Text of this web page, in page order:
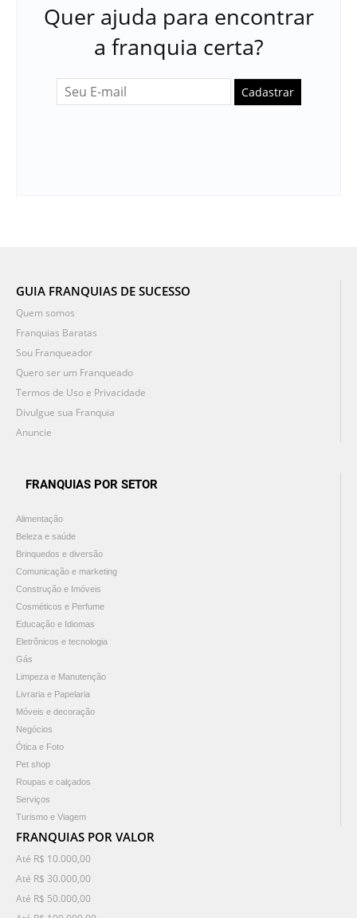
Quer ajuda para encontrar
a franquia certa?
Cadastrar
GUIA FRANQUIAS DE SUCESSO
Quem somos
Franquias Baratas
Sou Franqueador
Quero ser um Franqueado
Termos de Uso e Privacidade
Divulgue sua Franquia
Anuncie
FRANQUIAS POR SETOR
Alimentação
Beleza e saúde
Brinquedos e diversão
Comunicação e marketing
Construção e Imóveis
Cosméticos e Perfume
Educação e Idiomas
Eletrônicos e tecnologia
Gás
Limpeza e Manutenção
Livraria e Papelaria
Móveis e decoração
Negócios
Ótica e Foto
Pet shop
Roupas e calçados
Serviços
Turismo e Viagem
FRANQUIAS POR VALOR
Até R$ 10.000,00
Até R$ 30.000,00
Até R$ 50.000,00